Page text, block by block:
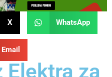
X WhatsApp
Email
Elektra za